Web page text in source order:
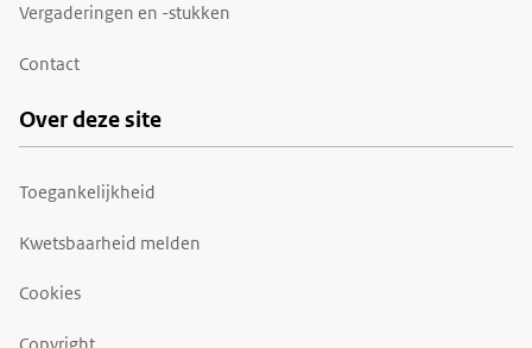
Vergaderingen en -stukken
Contact
Over deze site
Toegankelijkheid
Kwetsbaarheid melden
Cookies